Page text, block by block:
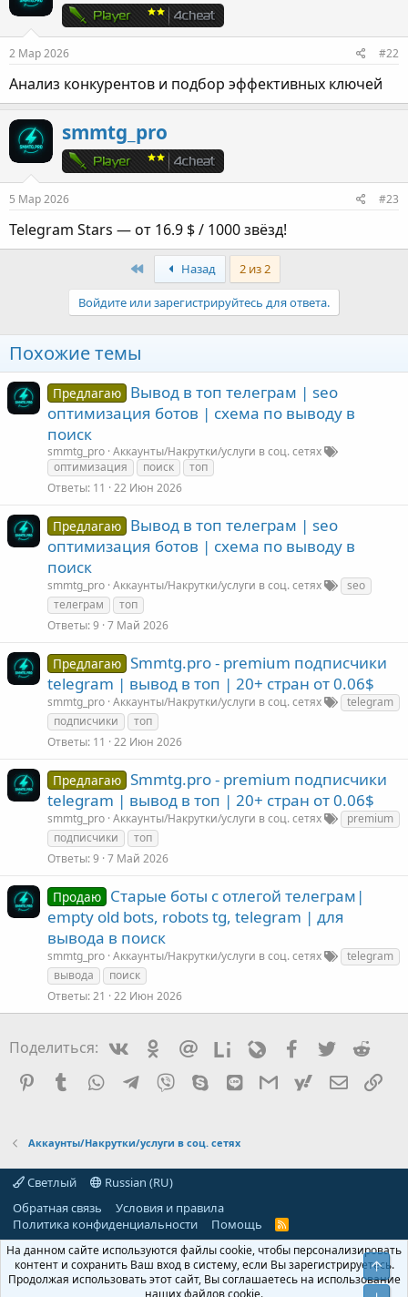
2 Мар 2026 #22
Анализ конкурентов и подбор эффективных ключей
smmtg_pro
5 Мар 2026 #23
Telegram Stars — от 16.9 $ / 1000 звёзд!
First Назад 2 из 2
Войдите или зарегистрируйтесь для ответа.
Похожие темы
Предлагаю Вывод в топ телеграм | seo
оптимизация ботов | схема по выводу в
поиск
smmtg_pro Аккаунты/Накрутки/услуги в соц. сетях
оптимизация
поиск
топ
Ответы 11 22 Июн 2026
Предлагаю Вывод в топ телеграм | seo
оптимизация ботов | схема по выводу в
поиск
smmtg_pro Аккаунты/Накрутки/услуги в соц. сетях
seo
телеграм
топ
Ответы 9 7 Май 2026
Предлагаю Smmtg.pro - premium подписчики
telegram | вывод в топ | 20+ стран от 0.06$
smmtg_pro Аккаунты/Накрутки/услуги в соц. сетях
telegram
подписчики
топ
Ответы 11 22 Июн 2026
Предлагаю Smmtg.pro - premium подписчики
telegram | вывод в топ | 20+ стран от 0.06$
smmtg_pro Аккаунты/Накрутки/услуги в соц. сетях
premium
подписчики
топ
Ответы 9 7 Май 2026
Продаю Старые боты с отлегой телеграм|
empty old bots, robots tg, telegram | для
вывода в поиск
smmtg_pro Аккаунты/Накрутки/услуги в соц. сетях
telegram
вывода
поиск
Ответы 21 22 Июн 2026
Поделиться: VkontakteOdnoklassniki
Mail.ruLiveinternetLivejournalFacebook
Twitter
Pinterest
Tumblr WhatsAppTelegram
Viber Skype LineGmailyahoomail
Аккаунты/Накрутки/услуги в соц. сетях
Светлый
Russian (RU)
Обратная связь
Условия и правила
Политика конфиденциальности
Помощь
R
S
На данном сайте используются файлы cookie, чтобы персонализировать
контент и сохранить Ваш вход в систему, если Вы зарегистрируетесь.
Продолжая использовать этот сайт, Вы соглашаетесь на использование
наших файлов cookie.